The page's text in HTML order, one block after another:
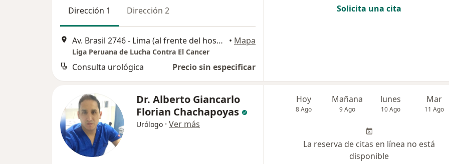
Dirección 1 Dirección 2
Av. Brasil 2746 - Lima (al frente del hospital militar cruce con avenida la marina), Pueblo Libre • Mapa
Liga Peruana de Lucha Contra El Cancer
Consulta urológica Precio sin especificar
Solicita una cita
Dr. Alberto Giancarlo
Florian Chachapoyas
Urólogo · Ver más
Hoy
8 Ago
Mañana
9 Ago
lunes
10 Ago
Mar
11 Ago
La reserva de citas en línea no está
disponible